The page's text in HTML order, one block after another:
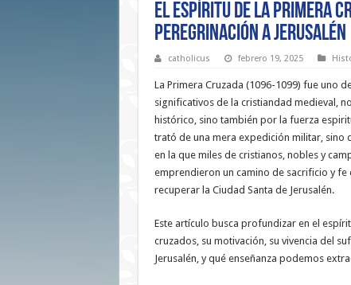
El Espíritu de la Primera
Peregrinación a Jerusalén
catholicus febrero 19, 2025
La Primera Cruzada (1096-1099) fue uno
significativos de la cristiandad medieval,
histórico, sino también por la fuerza
trató de una mera expedición militar, sino
en la que miles de cristianos, nobles y
emprendieron un camino de sacrificio y fe
recuperar la Ciudad Santa de Jerusalén.
Este artículo busca profundizar en el
cruzados, su motivación, su vivencia del
Jerusalén, y qué enseñanza podemos